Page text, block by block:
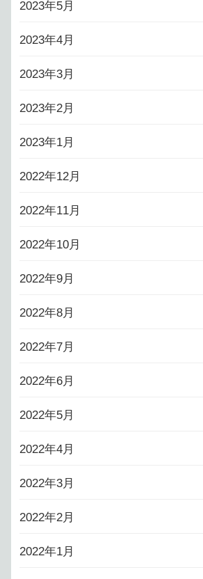
2023年5月
2023年4月
2023年3月
2023年2月
2023年1月
2022年12月
2022年11月
2022年10月
2022年9月
2022年8月
2022年7月
2022年6月
2022年5月
2022年4月
2022年3月
2022年2月
2022年1月